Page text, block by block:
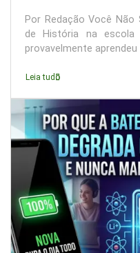
Por Redação Você
de História na escola
provavelmente aprendeu
Leia tudo